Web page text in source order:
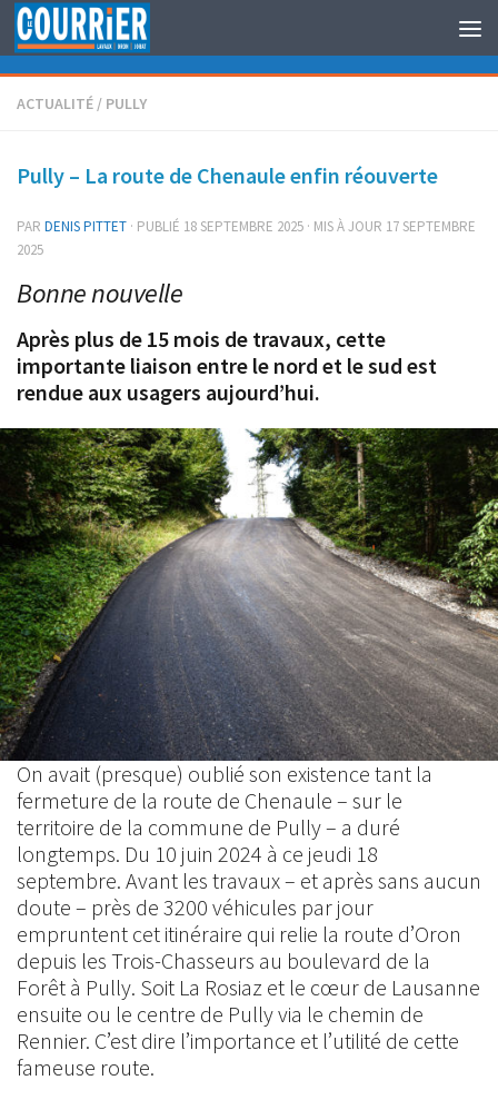
Au dessous du contenu
ACTUALITÉ / PULLY
Pully – La route de Chenaule enfin réouverte
PAR DENIS PITTET · PUBLIÉ 18 SEPTEMBRE 2025 · MIS À JOUR 17 SEPTEMBRE
2025
Bonne nouvelle
Après plus de 15 mois de travaux, cette
importante liaison entre le nord et le sud est
rendue aux usagers aujourd’hui.
On avait (presque) oublié son existence tant la
fermeture de la route de Chenaule – sur le
territoire de la commune de Pully – a duré
longtemps. Du 10 juin 2024 à ce jeudi 18
septembre. Avant les travaux – et après sans aucun
doute – près de 3200 véhicules par jour
empruntent cet itinéraire qui relie la route d’Oron
depuis les Trois-Chasseurs au boulevard de la
Forêt à Pully. Soit La Rosiaz et le cœur de Lausanne
ensuite ou le centre de Pully via le chemin de
Rennier. C’est dire l’importance et l’utilité de cette
fameuse route.